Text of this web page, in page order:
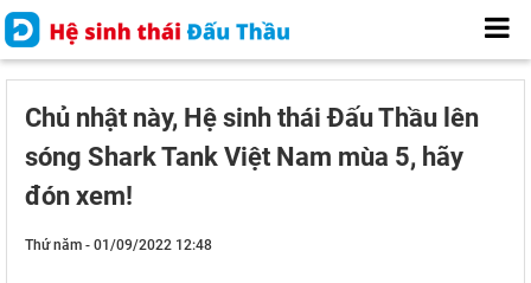
Chủ nhật này, Hệ sinh thái Đấu Thầu lên
sóng Shark Tank Việt Nam mùa 5, hãy
đón xem!
Thứ năm - 01/09/2022 12:48